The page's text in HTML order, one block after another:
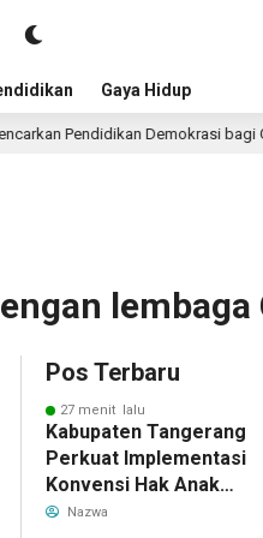
Gaya Hidup
Demokrasi bagi Generasi Muda
lembaga
Pos Terbaru
27 menit lalu
Kabupaten Tangerang
Perkuat Implementasi
Konvensi Hak Anak
Lewat Pelatihan
Nazwa